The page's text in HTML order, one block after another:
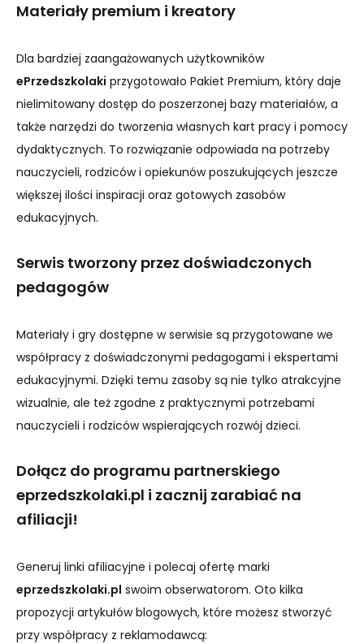
Materiały premium i kreatory
Dla bardziej zaangażowanych użytkowników
ePrzedszkolaki przygotowało Pakiet Premium, który daje
nielimitowany dostęp do poszerzonej bazy materiałów, a
także narzędzi do tworzenia własnych kart pracy i pomocy
dydaktycznych. To rozwiązanie odpowiada na potrzeby
nauczycieli, rodziców i opiekunów poszukujących jeszcze
większej ilości inspiracji oraz gotowych zasobów
edukacyjnych.
Serwis tworzony przez doświadczonych
pedagogów
Materiały i gry dostępne w serwisie są przygotowane we
współpracy z doświadczonymi pedagogami i ekspertami
edukacyjnymi. Dzięki temu zasoby są nie tylko atrakcyjne
wizualnie, ale też zgodne z praktycznymi potrzebami
nauczycieli i rodziców wspierających rozwój dzieci.
Dołącz do programu partnerskiego
eprzedszkolaki.pl i zacznij zarabiać na
afiliacji!
Generuj linki afiliacyjne i polecaj ofertę marki
eprzedszkolaki.pl swoim obserwatorom. Oto kilka
propozycji artykułów blogowych, które możesz stworzyć
przy współpracy z reklamodawcą: